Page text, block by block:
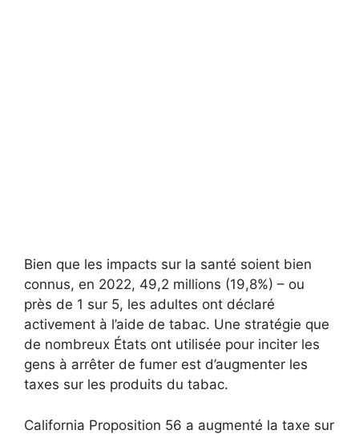
Bien que les impacts sur la santé soient bien
connus, en 2022, 49,2 millions (19,8%) – ou
près de 1 sur 5, les adultes ont déclaré
activement à l’aide de tabac. Une stratégie que
de nombreux États ont utilisée pour inciter les
gens à arrêter de fumer est d’augmenter les
taxes sur les produits du tabac.
California Proposition 56 a augmenté la taxe sur